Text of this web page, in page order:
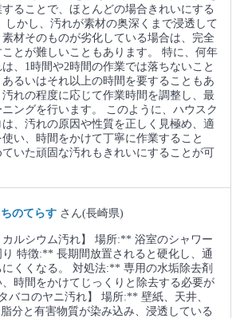
ることで、ほとんどの場合きれいにする
しかし、汚れが素材の奥深くまで浸透して
素材そのものが劣化している場合は、完全
とが難しいこともあります。 特に、何年
、1時間や2時間の作業では落ちないこと
るいはそれ以上の時間を要することもあ
汚れの程度に応じて作業時間を調整し、最
ングを行います。 このように、ハウスク
は、汚れの原因や性質を正しく見極め、適
い、時間をかけて丁寧に作業すること
いた頑固な汚れもきれいにすることが可
のてらす さん(長崎県)
ルシウム汚れ】 場所:** 浴室のシャワー
特徴:** 長期間放置されると硬化し、通
くくなる。 対処法:** 専用の水垢除去剤
時間をかけてじっくりと除去する必要が
バコのヤニ汚れ】 場所:** 壁紙、天井、
分と有害物質が染み込み、浸透している